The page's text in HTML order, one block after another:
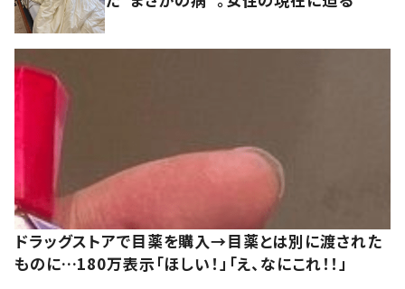
ドラッグストアで目薬を購入→目薬とは別に渡された
ものに…180万表示「ほしい！」「え、なにこれ！！」